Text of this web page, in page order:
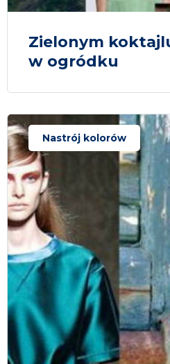
Zielonym
w ogródku
Nastrój kolorów